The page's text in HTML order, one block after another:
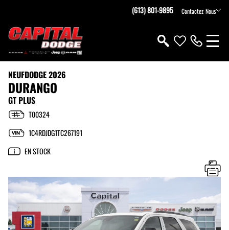
(613) 801-9895 Contactez-Nous
NEUFDODGE 2026
DURANGO
GT PLUS
T00324
1C4RDJDG1TC267191
EN STOCK